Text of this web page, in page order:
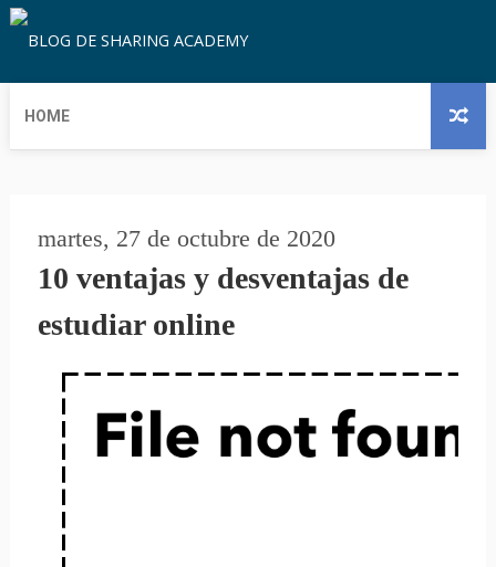
HOME
martes, 27 de octubre de 2020
10 ventajas y desventajas de
estudiar online